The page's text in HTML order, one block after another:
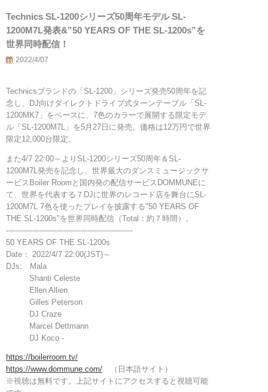
Technics SL-1200シリーズ50周年モデル SL-
1200M7L発表&”50 YEARS OF THE SL-1200s”を
世界同時配信！
2022/4/07
Technicsブランドの「SL-1200」シリーズ発売50周年を記
念し、DJ向けダイレクトドライブ式ターンテーブル「SL-
1200MK7」をベースに、7色のカラーで展開する限定モデ
ル「SL-1200M7L」を5月27日に発売。価格は12万円で世界
限定12,000台限定。
また4/7 22:00～よりSL-1200シリーズ50周年＆SL-
1200M7L発売を記念し、世界最大のダンスミュージックサ
ービスBoiler Roomと国内発の配信サービスDOMMUNEに
て、世界を代表する７DJに世界のレコード店を舞台にSL-
1200M7L 7色を使ったプレイを披露する"50 YEARS OF
THE SL-1200s"を世界同時配信（Total：約７時間）。
-----------------------------------------------------
50 YEARS OF THE SL-1200s
Date： 2022/4/7 22:00(JST)～
DJs: Mala
Shanti Celeste
Ellen Allien
Gilles Peterson
DJ Craze
Marcel Dettmann
DJ Koco -
https://boilerroom.tv/
https://www.dommune.com/ （日本語サイト）
※視聴は無料です。上記サイトにアクセスすると視聴可能